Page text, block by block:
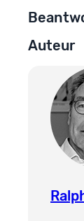
Auteur